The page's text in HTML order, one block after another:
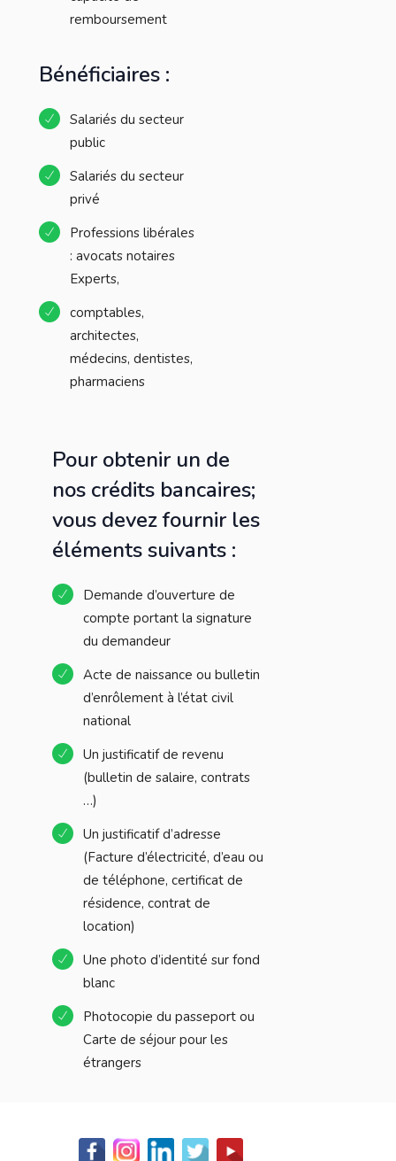
remboursement
Bénéficiaires :
Salariés du secteur
public
Salariés du secteur
privé
Professions libérales
: avocats notaires
Experts,
comptables,
architectes,
médecins, dentistes,
pharmaciens
Pour obtenir un de
nos crédits bancaires;
vous devez fournir les
éléments suivants :
Demande d’ouverture de
compte portant la signature
du demandeur
Acte de naissance ou bulletin
d’enrôlement à l’état civil
national
Un justificatif de revenu
(bulletin de salaire, contrats
…)
Un justificatif d’adresse
(Facture d’électricité, d’eau ou
de téléphone, certificat de
résidence, contrat de
location)
Une photo d’identité sur fond
blanc
Photocopie du passeport ou
Carte de séjour pour les
étrangers